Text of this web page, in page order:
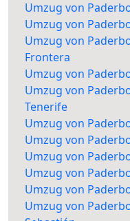
Umzug von
Umzug von
Umzug von
Frontera
Umzug von
Umzug von
Tenerife
Umzug von
Umzug von
Umzug von
Umzug von
Umzug von
Umzug von